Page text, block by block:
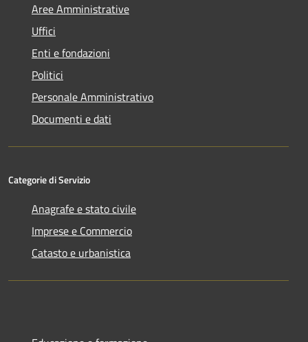
Aree Amministrative
Uffici
Enti e fondazioni
Politici
Personale Amministrativo
Documenti e dati
Categorie di Servizio
Anagrafe e stato civile
Imprese e Commercio
Catasto e urbanistica